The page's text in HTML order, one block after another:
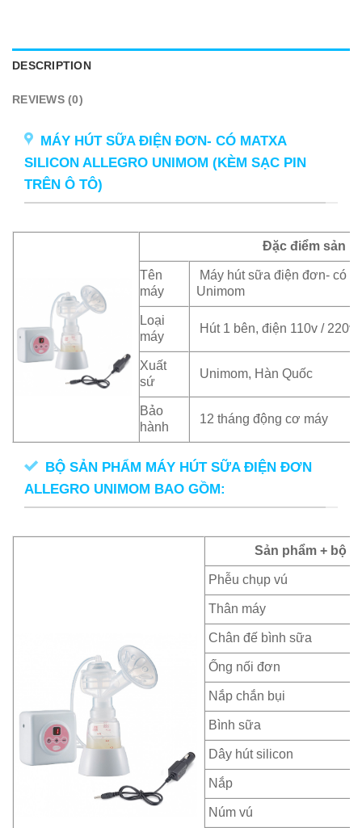
DESCRIPTION
REVIEWS (0)
MÁY HÚT SỮA ĐIỆN ĐƠN- CÓ MATXA
SILICON ALLEGRO UNIMOM (KÈM SẠC PIN
TRÊN Ô TÔ)
Đặc điểm sản
Tên
máy
Máy hút sữa điện đơn- có
Unimom
Loại
máy
Hút 1 bên, điện 110v /
Xuất
sứ
Unimom, Hàn Quốc
Bảo
hành
12 tháng động cơ máy
BỘ SẢN PHẨM MÁY HÚT SỮA ĐIỆN ĐƠN
ALLEGRO UNIMOM BAO GỒM:
Sản phẩm + bộ
Phễu chụp vú
Thân máy
Chân đế bình sữa
Ống nối đơn
Nắp chắn bụi
Bình sữa
Dây hút silicon
Nắp
Núm vú